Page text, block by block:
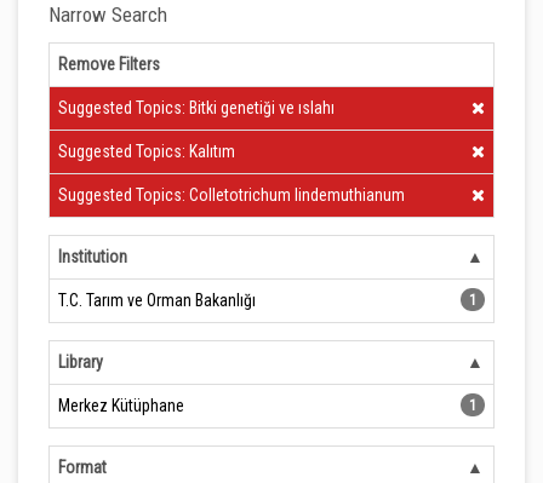
Narrow Search
Remove Filters
Clear Filter
Suggested Topics: Bitki genetiği ve ıslahı
Clear Filter
Suggested Topics: Kalıtım
Clear Filter
Suggested Topics: Colletotrichum lindemuthianum
Institution
T.C. Tarım ve Orman Bakanlığı 1
Library
Merkez Kütüphane 1
Format